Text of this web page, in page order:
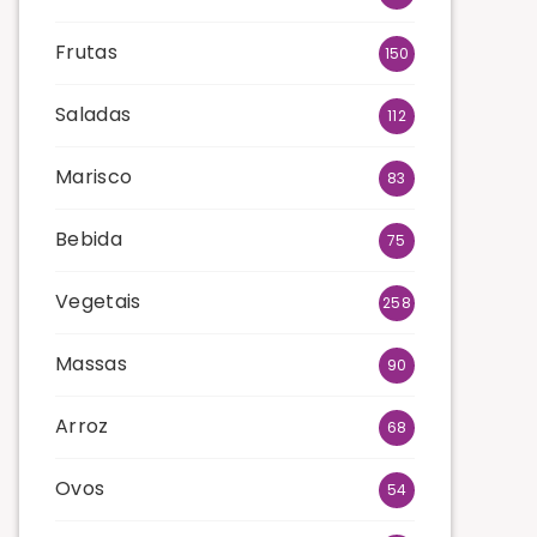
Frutas 150
Saladas 112
Marisco 83
Bebida 75
Vegetais 258
Massas 90
Arroz 68
Ovos 54